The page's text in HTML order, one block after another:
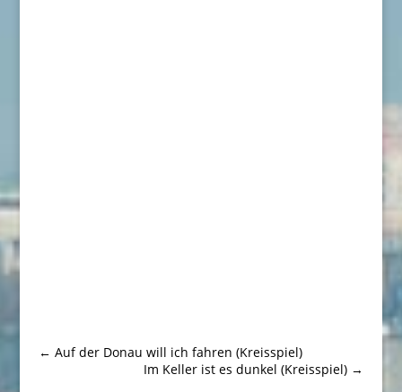
← Auf der Donau will ich fahren (Kreisspiel)
Im Keller ist es dunkel (Kreisspiel) →